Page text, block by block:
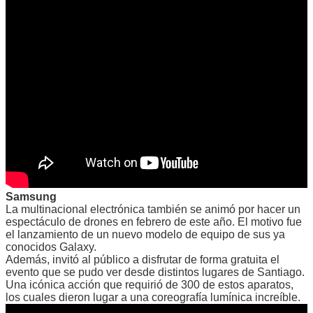
Samsung
La multinacional electrónica también se animó por hacer un
espectáculo de drones en febrero de este año. El motivo fue
el lanzamiento de un nuevo modelo de equipo de sus ya
conocidos Galaxy.
Además, invitó al público a disfrutar de forma gratuita el
evento que se pudo ver desde distintos lugares de Santiago.
Una icónica acción que requirió de 300 de estos aparatos,
los cuales dieron lugar a una coreografía lumínica increíble.